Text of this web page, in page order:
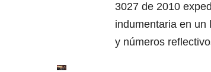
3027 de 2010
indumentaria en un
y números